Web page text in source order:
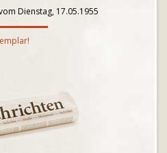
Dienstag, 17.05.1955